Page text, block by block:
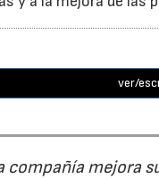
ver/
compañía mejora